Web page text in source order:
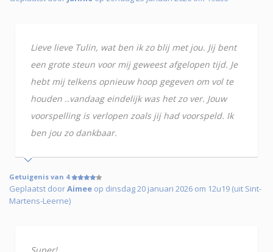
Lieve lieve Tulin, wat ben ik zo blij met jou. Jij bent
een grote steun voor mij geweest afgelopen tijd. Je
hebt mij telkens opnieuw hoop gegeven om vol te
houden ..vandaag eindelijk was het zo ver. Jouw
voorspelling is verlopen zoals jij had voorspeld. Ik
ben jou zo dankbaar.
Getuigenis van 4
Geplaatst doorAimee op dinsdag 20 januari 2026 om 12u19 (uit Sint-
Martens-Leerne)